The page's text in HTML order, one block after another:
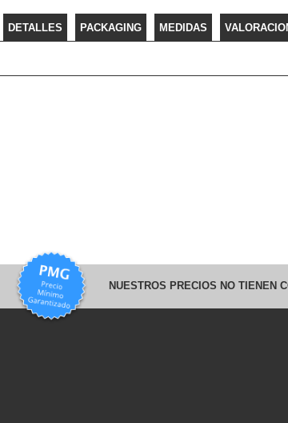
DETALLES PACKAGING MEDIDAS
NUESTROS PRECIOS NO TIENEN